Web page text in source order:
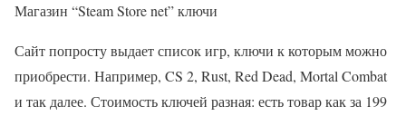
Магазин “Steam Store net” ключи
Сайт попросту выдает список игр, ключи к которым можно
приобрести. Например, CS 2, Rust, Red Dead, Mortal Combat
и так далее. Стоимость ключей разная: есть товар как за 199